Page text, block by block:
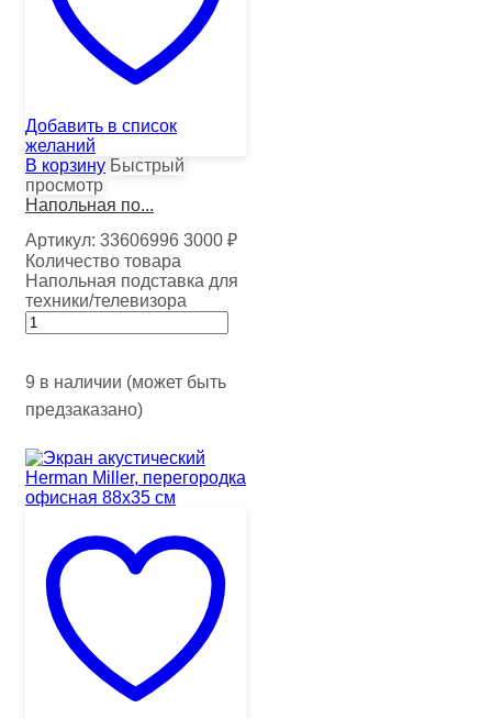
Добавить в список
желаний
В корзину Быстрый
просмотр
Напольная по...
Артикул: 33606996 3000 ₽
Количество товара
Напольная подставка для
техники/телевизора
9 в наличии (может быть
предзаказано)